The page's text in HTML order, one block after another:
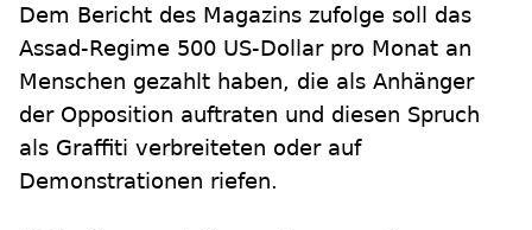
Dem Bericht des Magazins zufolge soll das
Assad-Regime 500 US-Dollar pro Monat an
Menschen gezahlt haben, die als Anhänger
der Opposition auftraten und diesen Spruch
als Graffiti verbreiteten oder auf
Demonstrationen riefen.